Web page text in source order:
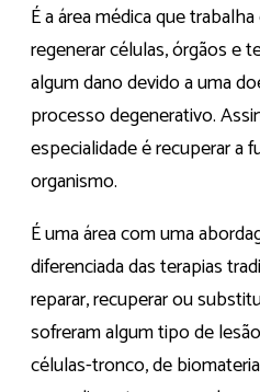
É a área médica que
regenerar células, órgãos e
algum dano devido a uma
processo degenerativo.
especialidade é recuperar a
organismo.
É uma área com uma
diferenciada das terapias
reparar, recuperar ou
sofreram algum tipo de
células-tronco, de